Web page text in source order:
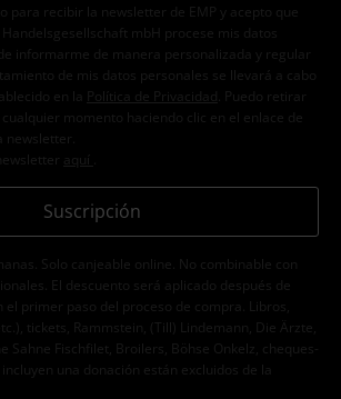
para recibir la newsletter de EMP y acepto que
Handelsgesellschaft mbH procese mis datos
informarme de manera personalizada y regular
de mis datos personales se llevará a cabo
en la
Política de Privacidad . Puedo retirar
momento haciendo clic en el enlace de
aquí
Suscripción
Solo canjeable online. No combinable con
El descuento será aplicado después de
el primer paso del proceso de compra. Libros,
tickets, Rammstein, (Till) Lindemann, Die Ärzte,
Sahne Fischfilet, Broilers, Böhse Onkelz, cheques-
una donación están excluidos de la